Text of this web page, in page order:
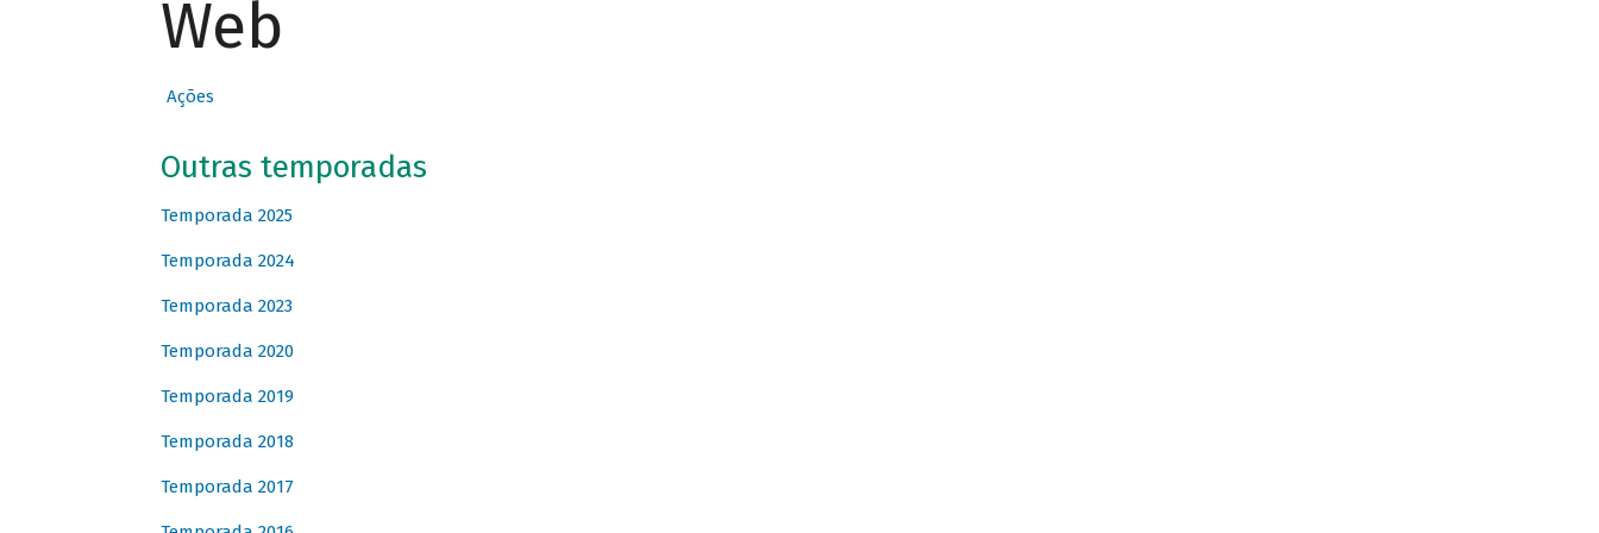
Web
Ações
Outras temporadas
Temporada 2025
Temporada 2024
Temporada 2023
Temporada 2020
Temporada 2019
Temporada 2018
Temporada 2017